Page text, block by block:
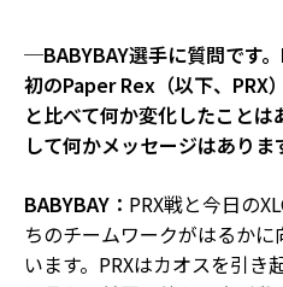
─BABYBAY選手に質問です
初のPaper Rex（以下、PRX
と比べて何か変化したこと
して何かメッセージはありま
BABYBAY： PRX戦と今日の
ちのチームワークがはるか
います。PRXはカオスを引